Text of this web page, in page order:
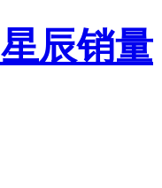
辰销量